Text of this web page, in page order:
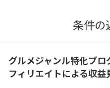
条件の
グルメジャンル特化ブ
フィリエイトによる収益